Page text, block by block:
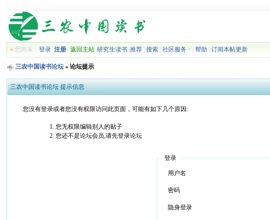
» 您尚未登录 注册 |返回主站 |研究生读书 |推荐 |搜索 |社区服务 |帮助 |订阅本帖更新
三农中国读书论坛 » 论坛提示
三农中国读书论坛 提示信息
您没有登录或者您没有权限访问此页面，可能有如下几个原因:
您无权限编辑别人的贴子
您还不是论坛会员,请先登录论坛
登录
用户名
密码
隐身登录